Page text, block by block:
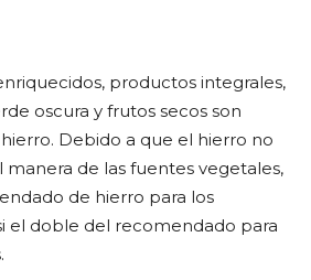
productos integrales,
oscura y frutos secos son
Debido a que el hierro no
manera de las fuentes vegetales,
de hierro para los
el doble del recomendado para